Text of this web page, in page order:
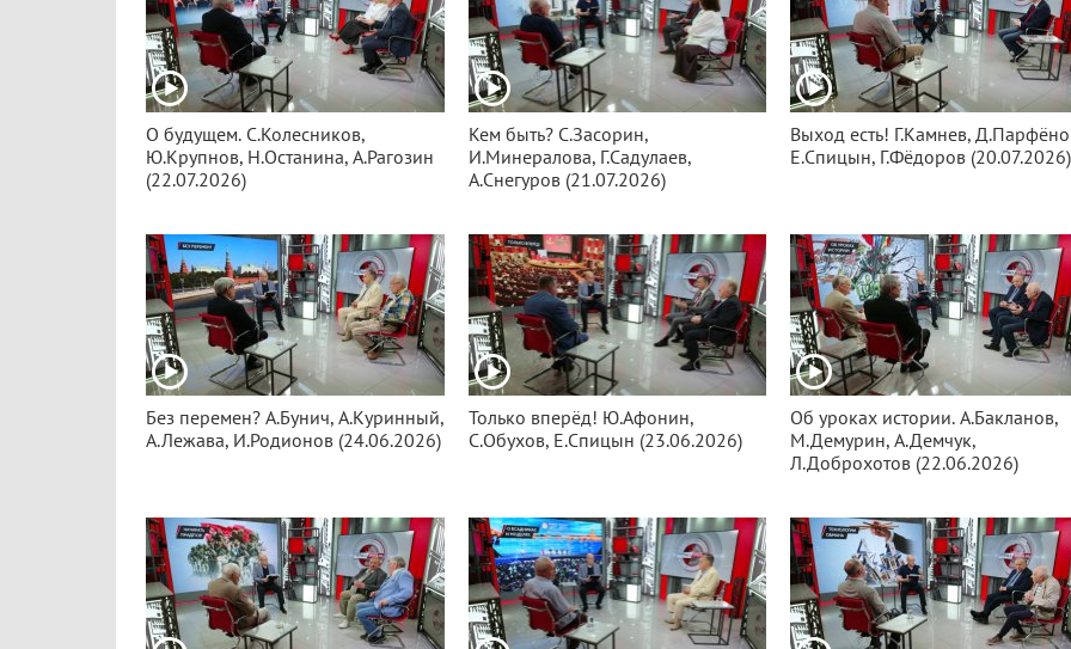
О будущем. С.Колесников,
Ю.Крупнов, Н.Останина, А.Рагозин
(22.07.2026)
Кем быть? С.Засорин,
И.Минералова, Г.Садулаев,
А.Снегуров (21.07.2026)
Выход есть! Г.Камнев,
Е.Спицын, Г.Фёдоров (20.07.2026)
Без перемен? А.Бунич, А.Куринный,
А.Лежава, И.Родионов (24.06.2026)
Только вперёд! Ю.Афонин,
С.Обухов, Е.Спицын (23.06.2026)
Об уроках истории. А.Бакланов,
М.Демурин, А.Демчук,
Л.Доброхотов (22.06.2026)